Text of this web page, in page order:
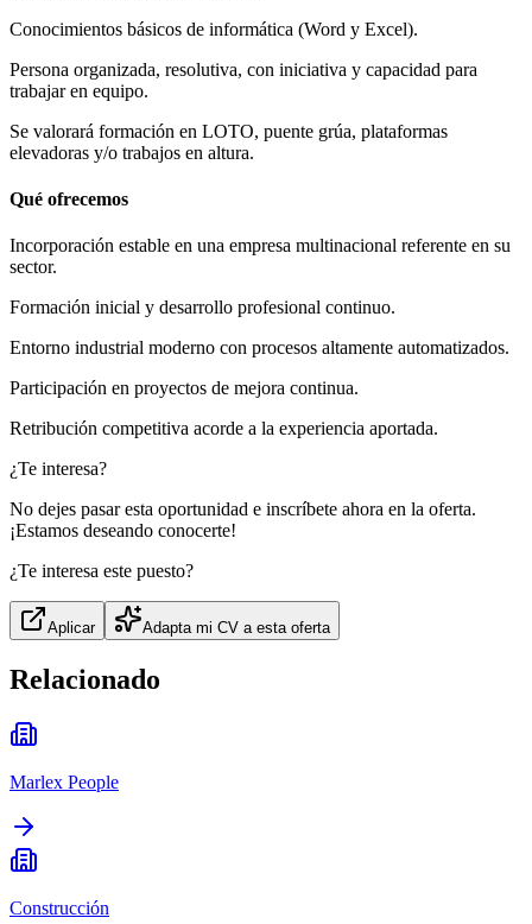
Conocimientos básicos de informática (Word y Excel).
Persona organizada, resolutiva, con iniciativa y capacidad para
trabajar en equipo.
Se valorará formación en LOTO, puente grúa, plataformas
elevadoras y/o trabajos en altura.
Qué ofrecemos
Incorporación estable en una empresa multinacional referente en su
sector.
Formación inicial y desarrollo profesional continuo.
Entorno industrial moderno con procesos altamente automatizados.
Participación en proyectos de mejora continua.
Retribución competitiva acorde a la experiencia aportada.
¿Te interesa?
No dejes pasar esta oportunidad e inscríbete ahora en la oferta.
¡Estamos deseando conocerte!
¿Te interesa este puesto?
Aplicar Adapta mi CV a esta oferta
Relacionado
Marlex People
Construcción